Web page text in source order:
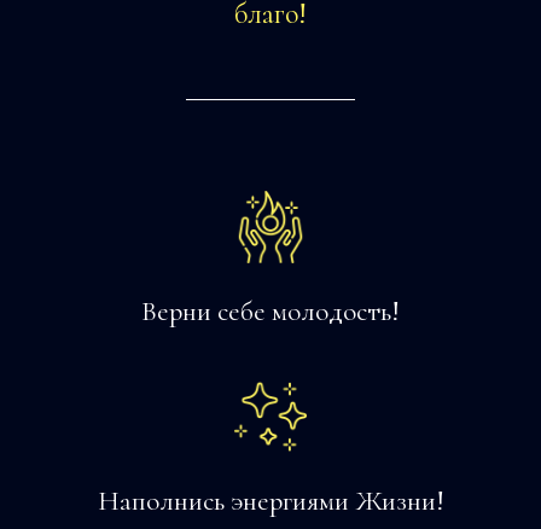
благо!
Верни себе молодость!
Наполнись энергиями Жизни!